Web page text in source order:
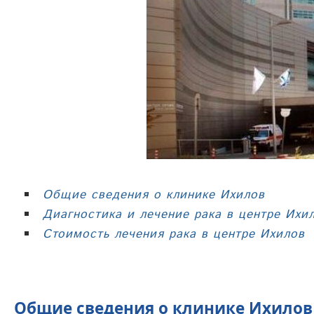
Общие сведения о клинике Ихилов
Диагностика и лечение рака в центре
Стоимость лечения рака в центре Ихилов
Общие сведения о клинике Ихилов